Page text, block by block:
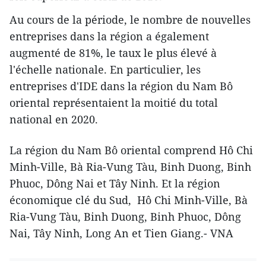
Au cours de la période, le nombre de nouvelles
entreprises dans la région a également
augmenté de 81%, le taux le plus élevé à
l'échelle nationale. En particulier, les
entreprises d'IDE dans la région du Nam Bô
oriental représentaient la moitié du total
national en 2020.
La région du Nam Bô oriental comprend Hô Chi
Minh-Ville, Bà Ria-Vung Tàu, Binh Duong, Binh
Phuoc, Dông Nai et Tây Ninh. Et la région
économique clé du Sud, Hô Chi Minh-Ville, Bà
Ria-Vung Tàu, Binh Duong, Binh Phuoc, Dông
Nai, Tây Ninh, Long An et Tien Giang.- VNA